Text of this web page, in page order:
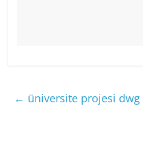
← üniversite projesi dwg